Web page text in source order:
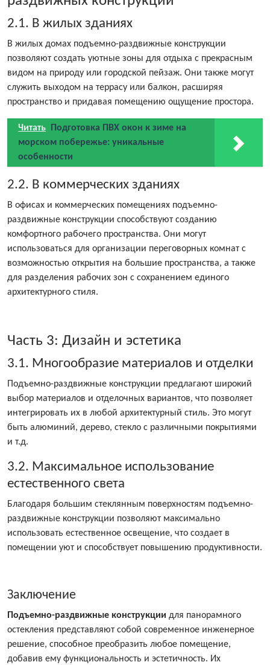
2.1. В жилых зданиях
В жилых домах подъемно-раздвижные конструкции
позволяют создать уютные зоны для отдыха с прекрасным
видом на природу или городской пейзаж. Они также могут
служить выходом на террасу или балкон, расширяя
пространство и придавая помещению ощущение простора.
Читать
Подготовка ПВХ окон к зиме на
морском побережье: уникальные
особенности
2.2. В коммерческих зданиях
В офисах и коммерческих помещениях подъемно-
раздвижные конструкции способствуют созданию
комфортного рабочего пространства. Они могут
использоваться для организации переговорных комнат с
возможностью открытия на большие пространства, а также
для разделения рабочих зон с сохранением единого
архитектурного стиля.
Часть 3: Дизайн и эстетика
3.1. Многообразие материалов и отделки
Подъемно-раздвижные конструкции предлагают широкий
выбор материалов и отделочных вариантов, что позволяет
интегрировать их в любой архитектурный стиль. Это могут
быть алюминий, дерево, стекло с различными покрытиями
и т.д.
3.2. Максимальное использование
естественного света
Благодаря большим стеклянным поверхностям подъемно-
раздвижные конструкции позволяют максимально
использовать естественное освещение, что создает в
помещении уют и способствует повышению продуктивности.
Заключение
Подъемно-раздвижные конструкции для панорамного
остекления представляют собой современное инженерное
решение, способное преобразить любое помещение,
добавив ему функциональность и эстетичность. Их